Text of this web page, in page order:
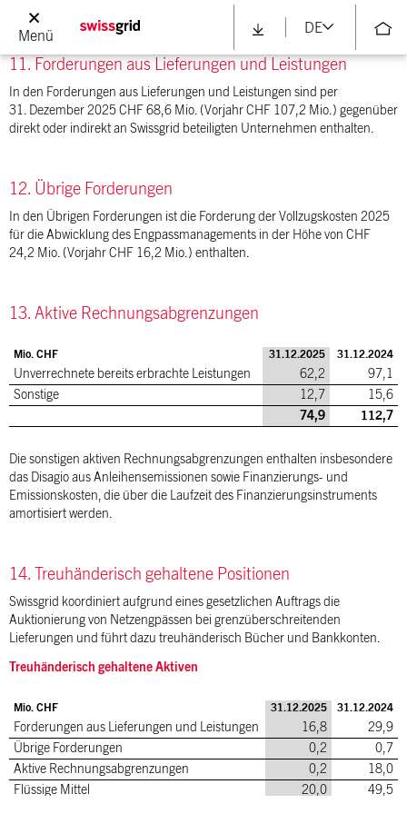
Menü
DE
11. Forderungen aus Lieferungen und Leistungen
In den Forderungen aus Lieferungen und Leistungen sind per
31. Dezember 2025 CHF 68,6 Mio. (Vorjahr CHF 107,2 Mio.) gegenüber
direkt oder indirekt an Swissgrid beteiligten Unternehmen enthalten.
12. Übrige Forderungen
In den Übrigen Forderungen ist die Forderung der Vollzugskosten 2025
für die Abwicklung des Engpassmanagements in der Höhe von CHF
24,2 Mio. (Vorjahr CHF 16,2 Mio.) enthalten.
13. Aktive Rechnungsabgrenzungen
Mio. CHF 31.12.2025 31.12.2024
Unverrechnete bereits erbrachte Leistungen 62,2
97,1
Sonstige
12,7
15,6
74,9
112,7
Die sonstigen aktiven Rechnungsabgrenzungen enthalten insbesondere
das Disagio aus Anleihensemissionen sowie Finanzierungs- und
Emissionskosten, die über die Laufzeit des Finanzierungsinstruments
amortisiert werden.
14. Treuhänderisch gehaltene Positionen
Swissgrid koordiniert aufgrund eines gesetzlichen Auftrags die
Auktionierung von Netzengpässen bei grenzüberschreitenden
Lieferungen und führt dazu treuhänderisch Bücher und Bankkonten.
Treuhänderisch gehaltene Aktiven
Mio. CHF 31.12.2025 31.12.2024
Forderungen aus Lieferungen und Leistungen 16,8
29,9
Übrige Forderungen
0,2
0,7
Aktive Rechnungsabgrenzungen
0,2
18,0
Flüssige Mittel
20,0
49,5